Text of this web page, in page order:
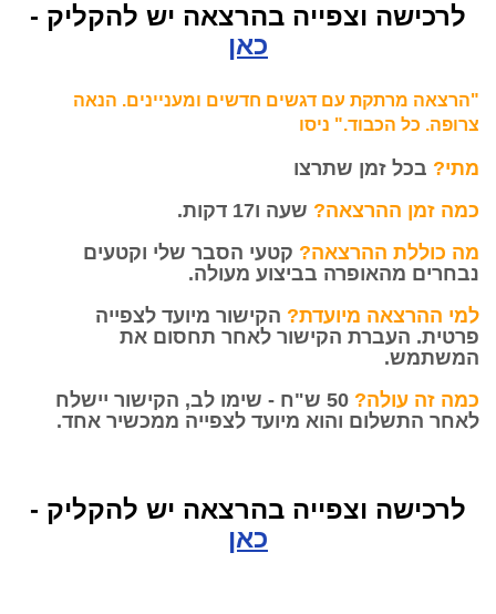
לרכישה וצפייה בהרצאה יש להקליק -
כאן
"הרצאה מרתקת עם דגשים חדשים ומעניינים. הנאה
צרופה. כל הכבוד." ניסו
מתי? בכל זמן שתרצו
כמה זמן ההרצאה? שעה ו17 דקות.
מה כוללת ההרצאה? קטעי הסבר שלי וקטעים
נבחרים מהאופרה בביצוע מעולה.
למי ההרצאה מיועדת? הקישור מיועד לצפייה
פרטית. העברת הקישור לאחר תחסום את
המשתמש.
כמה זה עולה?
50 ש"ח - שימו לב, הקישור יישלח
לאחר התשלום והוא מיועד לצפייה ממכשיר אחד.
לרכישה וצפייה בהרצאה יש להקליק -
כאן